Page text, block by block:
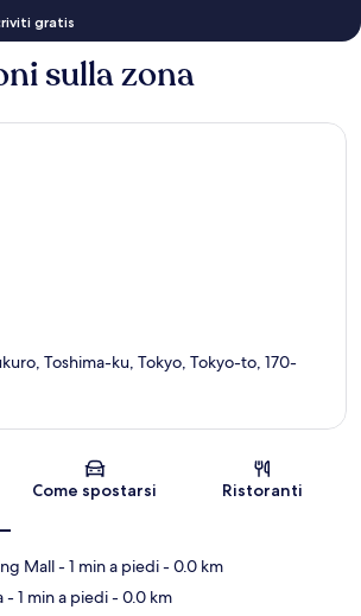
gratis
sulla zona
Toshima-ku, Tokyo, Tokyo-to, 170-
Come spostarsi Ristoranti
Mall- 1 min a piedi- 0.0 km
- 1 min a piedi- 0.0 km